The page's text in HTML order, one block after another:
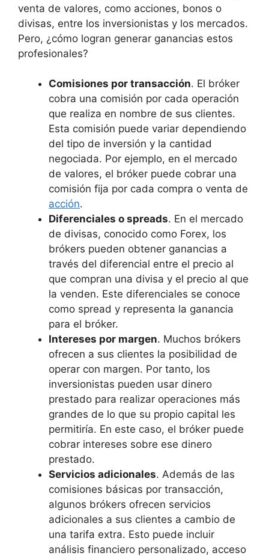
venta de valores, como acciones, bonos o
divisas, entre los inversionistas y los mercados.
Pero, ¿cómo logran generar ganancias estos
profesionales?
Comisiones por transacción. El bróker
cobra una comisión por cada operación
que realiza en nombre de sus clientes.
Esta comisión puede variar dependiendo
del tipo de inversión y la cantidad
negociada. Por ejemplo, en el mercado
de valores, el bróker puede cobrar una
comisión fija por cada compra o venta de
acción.
Diferenciales o spreads. En el mercado
de divisas, conocido como Forex, los
brókers pueden obtener ganancias a
través del diferencial entre el precio al
que compran una divisa y el precio al que
la venden. Este diferenciales se conoce
como spread y representa la ganancia
para el bróker.
Intereses por margen. Muchos brókers
ofrecen a sus clientes la posibilidad de
operar con margen. Por tanto, los
inversionistas pueden usar dinero
prestado para realizar operaciones más
grandes de lo que su propio capital les
permitiría. En este caso, el bróker puede
cobrar intereses sobre ese dinero
prestado.
Servicios adicionales. Además de las
comisiones básicas por transacción,
algunos brókers ofrecen servicios
adicionales a sus clientes a cambio de
una tarifa extra. Esto puede incluir
análisis financiero personalizado, acceso